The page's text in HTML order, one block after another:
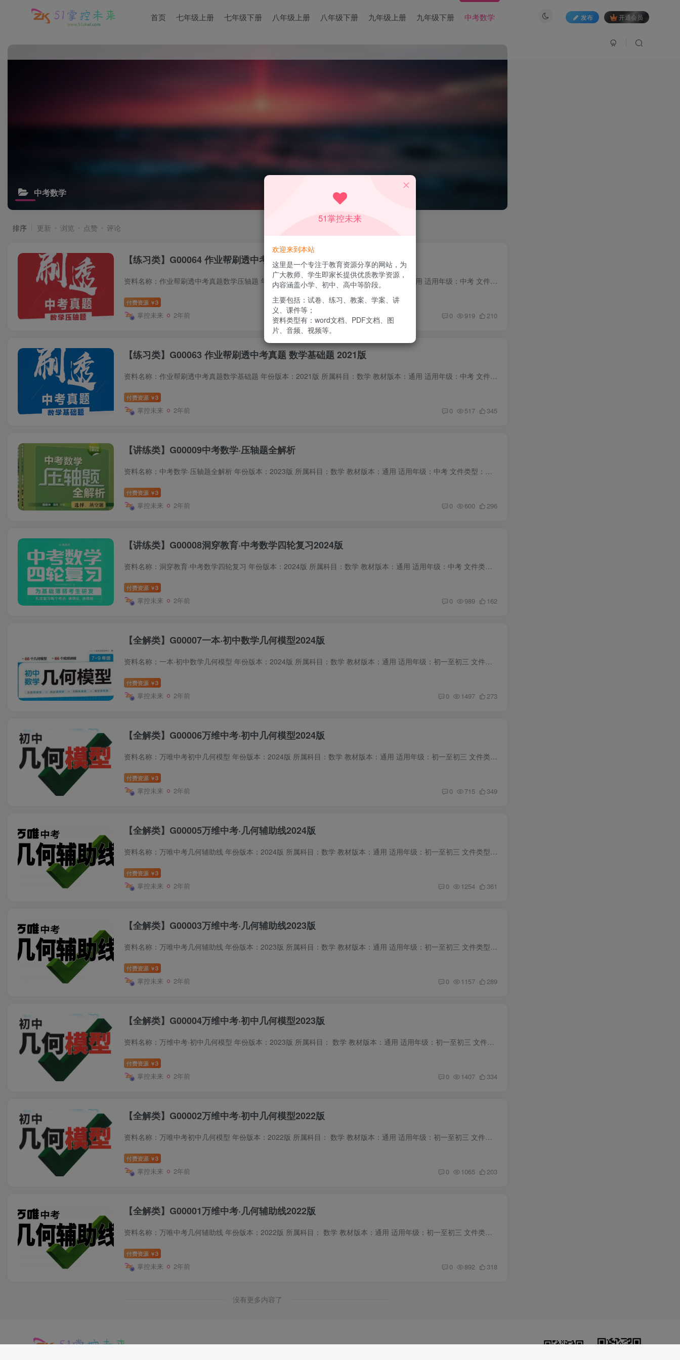
首页 七年级上册 七年级下册 八年级上册 八年级下册 九年级上册 九年级下册 中考数学 发布 开通会员
中考数学
排序 更新 浏览 点赞 评论
【练习类】G00064 作业帮刷透中考真题 数学压轴题 2021版
资料名称：作业帮刷透中考真题数学压轴题 年份版本：2021版 所属科目：数学 教材版本：通用 适用年级：中考 文件类型：高清PDF 资料分类：练习类 下载方式：百度网盘链接下载（链接失效请联系管...
付费资源 ￥3
掌控未来 2年前 0 919 210
【练习类】G00063 作业帮刷透中考真题 数学基础题 2021版
资料名称：作业帮刷透中考真题数学基础题 年份版本：2021版 所属科目：数学 教材版本：通用 适用年级：中考 文件类型：高清PDF 资料分类：练习类 下载方式：百度网盘链接下载（链接失效请联系管...
付费资源 ￥3
掌控未来 2年前 0 517 345
【讲练类】G00009中考数学·压轴题全解析
资料名称：中考数学·压轴题全解析 年份版本：2023版 所属科目：数学 教材版本：通用 适用年级：中考 文件类型：高清PDF 资料分类：讲练类 下载方式：百度网盘链接下载（链接失效请联系管理员）...
付费资源 ￥3
掌控未来 2年前 0 600 296
【讲练类】G00008洞穿教育·中考数学四轮复习2024版
资料名称：洞穿教育·中考数学四轮复习 年份版本：2024版 所属科目：数学 教材版本：通用 适用年级：中考 文件类型：高清PDF 资料分类：讲练类 下载方式：百度网盘链接下载（链接失效请联系管理...
付费资源 ￥3
掌控未来 2年前 0 989 162
【全解类】G00007一本·初中数学几何模型2024版
资料名称：一本·初中数学几何模型 年份版本：2024版 所属科目：数学 教材版本：通用 适用年级：初一至初三 文件类型：高清PDF 资料分类：全解类 下载方式：百度网盘链接下载（链接失效请联系管...
付费资源 ￥3
掌控未来 2年前 0 1497 273
【全解类】G00006万维中考·初中几何模型2024版
资料名称：万唯中考初中几何模型 年份版本：2024版 所属科目：数学 教材版本：通用 适用年级：初一至初三 文件类型：高清PDF 资料分类：全解类 下载方式：百度网盘链接下载（链接失效请联系管理...
付费资源 ￥3
掌控未来 2年前 0 715 349
【全解类】G00005万维中考·几何辅助线2024版
资料名称：万唯中考几何辅助线 年份版本：2024版 所属科目：数学 教材版本：通用 适用年级：初一至初三 文件类型：高清PDF 资料分类：全解类 下载方式：百度网盘链接下载（链接失效请联系管理员...
付费资源 ￥3
掌控未来 2年前 0 1254 361
【全解类】G00003万维中考·几何辅助线2023版
资料名称：万唯中考几何辅助线 年份版本：2023版 所属科目：数学 教材版本：通用 适用年级：初一至初三 文件类型：高清PDF 资料分类：全解类 下载方式：百度网盘链接下载（链接失效请联系管理员...
付费资源 ￥3
掌控未来 2年前 0 1157 289
【全解类】G00004万维中考·初中几何模型2023版
资料名称：万维中考·初中几何模型 年份版本：2023版 所属科目： 数学 教材版本：通用 适用年级：初一至初三 文件类型：高清PDF 资料分类：全解类 下载方式：百度网盘链接下载（链接失效请联系...
付费资源 ￥3
掌控未来 2年前 0 1407 334
【全解类】G00002万维中考·初中几何模型2022版
资料名称：万唯中考初中几何模型 年份版本：2022版 所属科目： 数学 教材版本：通用 适用年级：初一至初三 文件类型：高清PDF 资料分类：全解类 下载方式：百度网盘链接下载（链接失效请联系管...
付费资源 ￥3
掌控未来 2年前 0 1065 203
【全解类】G00001万维中考·几何辅助线2022版
资料名称：万唯中考几何辅助线 年份版本：2022版 所属科目： 数学 教材版本：通用 适用年级：初一至初三 文件类型：高清PDF 资料分类：全解类 下载方式：百度网盘链接下载（链接失效请联系管理...
付费资源 ￥3
掌控未来 2年前 0 892 318
没有更多内容了
51掌控未来
欢迎来到本站
这里是一个专注于教育资源分享的网站，为
广大教师、学生即家长提供优质教学资源，
内容涵盖小学、初中、高中等阶段。
主要包括：试卷、练习、教案、学案、讲
义、课件等；
资料类型有：word文档、PDF文档、图
片、音频、视频等。